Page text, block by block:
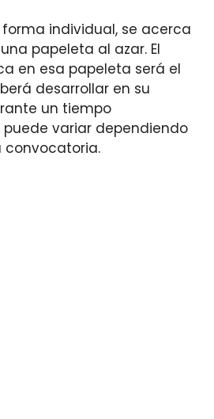
individual, se acerca
papeleta al azar. El
en esa papeleta será el
desarrollar en su
un tiempo
variar dependiendo
convocatoria.